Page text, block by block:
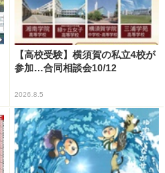
【高校受験】横須賀の私立4校が
参加…合同相談会10/12
2026.8.5